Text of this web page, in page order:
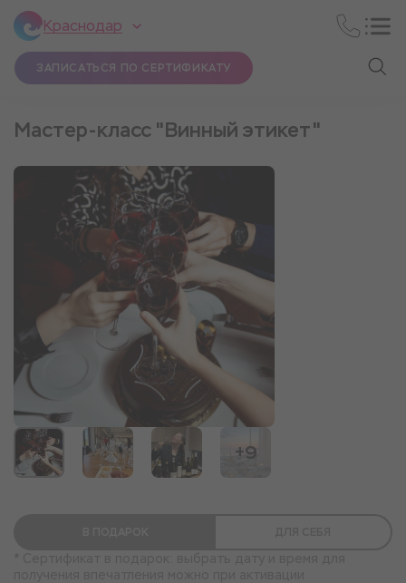
Краснодар
ЗАПИСАТЬСЯ ПО СЕРТИФИКАТУ
Мастер-класс "Винный этикет"
+9